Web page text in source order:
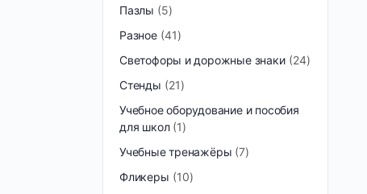
Пазлы
5
Разное 41
Светофоры и дорожные знаки
24
Стенды
21
Учебное оборудование и пособия
для школ 1
Учебные тренажёры 7
Фликеры
10